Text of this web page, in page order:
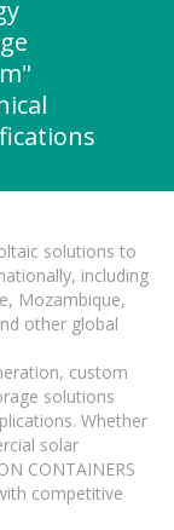
solutions to
including
Mozambique,
other global
custom
solutions
Whether
solar
CONTAINERS
competitive